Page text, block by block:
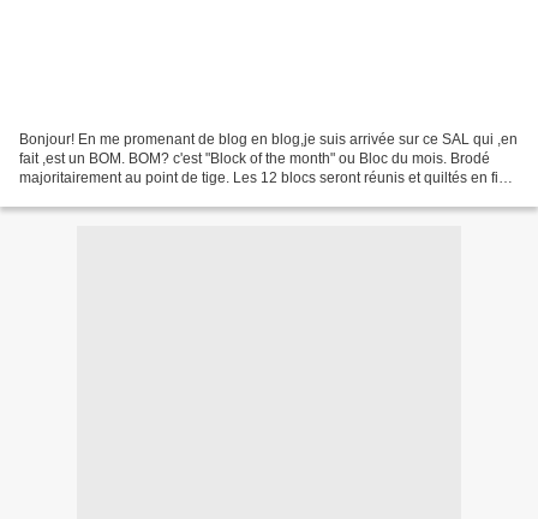
Bonjour! En me promenant de blog en blog,je suis arrivée sur ce SAL qui ,en
fait ,est un BOM. BOM? c'est "Block of the month" ou Bloc du mois. Brodé
majoritairement au point de tige. Les 12 blocs seront réunis et quiltés en fin